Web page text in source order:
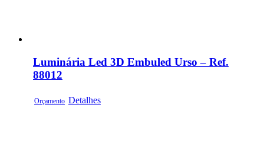
Luminária Led 3D Embuled Urso – Ref.
88012
Orçamento Detalhes